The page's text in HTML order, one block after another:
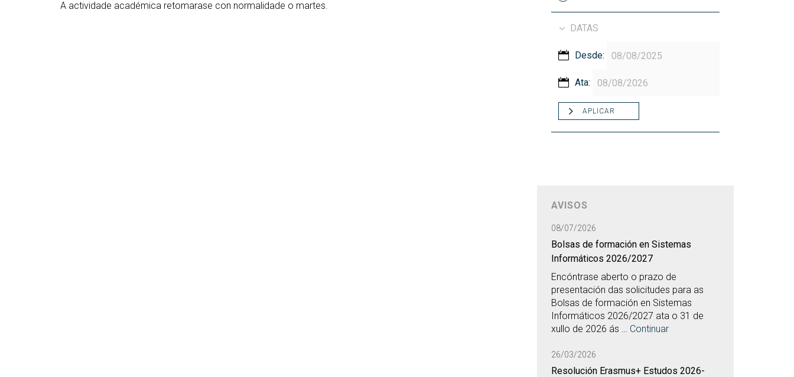
A actividade académica retomarase con normalidade o martes.
DATAS
Desde:
Ata:
APLICAR
AVISOS
08/07/2026
Bolsas de formación en Sistemas
Informáticos 2026/2027
Encóntrase aberto o prazo de
presentación das solicitudes para as
Bolsas de formación en Sistemas
Informáticos 2026/2027 ata o 31 de
xullo de 2026 ás … Continuar
26/03/2026
Resolución Erasmus+ Estudos 2026-